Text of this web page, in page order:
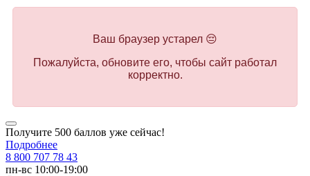
Ваш браузер устарел 😔
Пожалуйста, обновите его, чтобы сайт работал
корректно.
Получите 500 баллов уже сейчас!
Подробнее
8 800 707 78 43
пн-вс 10:00-19:00